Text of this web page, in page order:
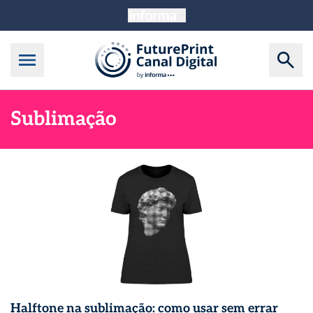
Sublimação
Halftone na sublimação: como usar sem errar